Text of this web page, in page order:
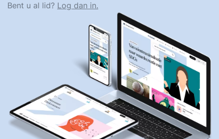
Bent u al lid? Log dan in.